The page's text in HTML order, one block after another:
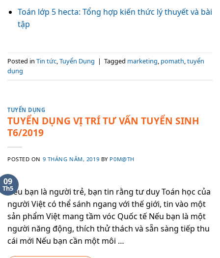
Toán lớp 5 hecta: Tổng hợp kiến thức lý thuyết và bài
tập
Posted in Tin tức,Tuyển Dụng | Tagged marketing, pomath,tuyển
dụng
TUYỂN DỤNG
TUYỂN DỤNG VỊ TRÍ TƯ VẤN TUYỂN SINH
T6/2019
POSTED ON 9 THÁNG NĂM, 2019 BY P0M@TH
09
Th5Nếu bạn là người trẻ, bạn tin rằng tư duy Toán học của
người Việt có thể sánh ngang với thế giới, tin vào một
sản phẩm Việt mang tầm vóc Quốc tế Nếu bạn là một
người năng động, thích thử thách và sẵn sàng tiếp thu
cái mới Nếu bạn cần một môi …